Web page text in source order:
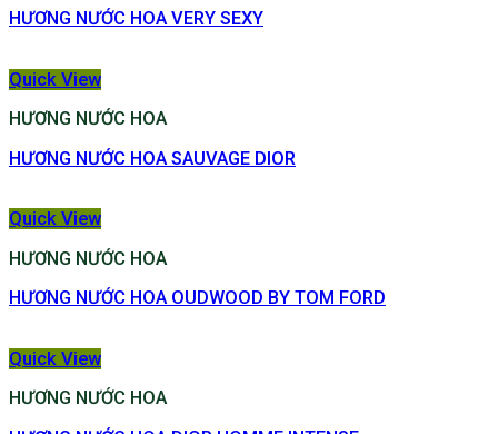
HƯƠNG NƯỚC HOA VERY SEXY
Quick View
HƯƠNG NƯỚC HOA
HƯƠNG NƯỚC HOA SAUVAGE DIOR
Quick View
HƯƠNG NƯỚC HOA
HƯƠNG NƯỚC HOA OUDWOOD BY TOM FORD
Quick View
HƯƠNG NƯỚC HOA